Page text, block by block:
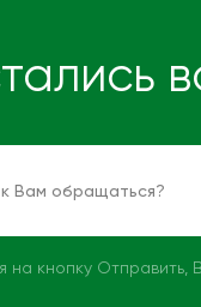
на кнопку Отправить,